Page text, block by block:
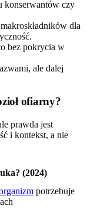
konserwantów czy
dla
bez pokrycia w
ale dalej
ofiarny?
prawda jest
i kontekst, a nie
(2024)
potrzebuje